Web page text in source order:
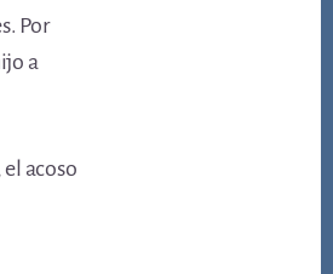
Por
a
acoso